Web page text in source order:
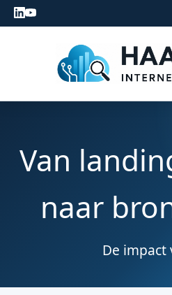
Van
naar
De impact